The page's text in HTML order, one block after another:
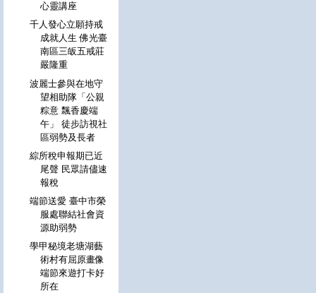
心靈講座
千人發心立願持戒
成就人生 佛光臺
南區三皈五戒莊
嚴隆重
波麗士參與在地守
望相助隊「公親
粽意 飄香慶端
午」 徒步訪視社
區弱勢及長者
綜所稅申報期已近
尾聲 民眾請儘速
報稅
端節送愛 臺中市榮
服處聯結社會資
源助弱勢
學甲秘境老塘湖藝
術村有屈原畫像
端節來遊打卡好
所在